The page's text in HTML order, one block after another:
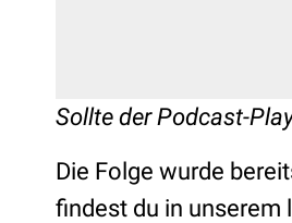
Sollte der Podcast-
Die Folge wurde
findest du in